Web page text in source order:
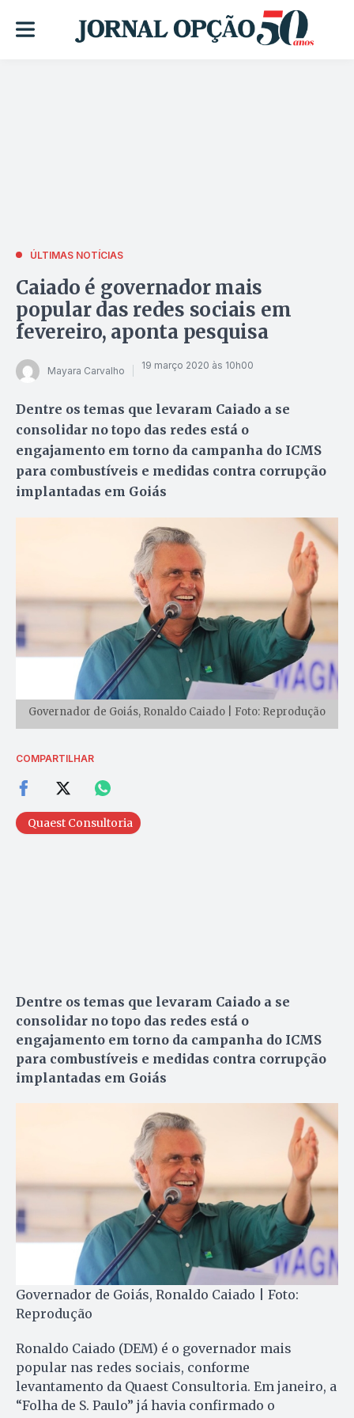
ÚLTIMAS NOTÍCIAS
Caiado é governador mais
popular das redes sociais em
fevereiro, aponta pesquisa
Mayara Carvalho 19 março 2020 às 10h00
Dentre os temas que levaram Caiado a se
consolidar no topo das redes está o
engajamento em torno da campanha do ICMS
para combustíveis e medidas contra corrupção
implantadas em Goiás
Governador de Goiás, Ronaldo Caiado | Foto: Reprodução
COMPARTILHAR
Quaest Consultoria
Dentre os temas que levaram Caiado a se
consolidar no topo das redes está o
engajamento em torno da campanha do ICMS
para combustíveis e medidas contra corrupção
implantadas em Goiás
Governador de Goiás, Ronaldo Caiado | Foto:
Reprodução
Ronaldo Caiado (DEM) é o governador mais
popular nas redes sociais, conforme
levantamento da Quaest Consultoria. Em janeiro, a
“Folha de S. Paulo” já havia confirmado o